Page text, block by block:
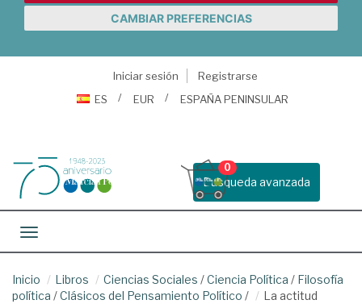
CAMBIAR PREFERENCIAS
Iniciar sesión
Registrarse
ES
EUR ESPAÑA PENINSULAR
Busqueda avanzada
0
Toggle navigation
Inicio Libros Ciencias Sociales /Ciencia Política / Filosofía
política /Clásicos del Pensamiento Político /
La actitud